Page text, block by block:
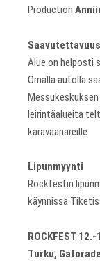
Production
Alue on helposti
Omalla autolla
leirintäalueita
karavaanareille.
Lipunmyynti
Rockfestin
käynnissä
ROCKFEST
Turku,